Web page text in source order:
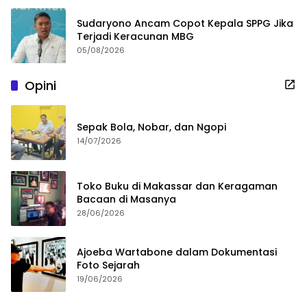
Sudaryono Ancam Copot Kepala SPPG Jika
Terjadi Keracunan MBG
05/08/2026
Opini
Sepak Bola, Nobar, dan Ngopi
14/07/2026
Toko Buku di Makassar dan Keragaman
Bacaan di Masanya
28/06/2026
Ajoeba Wartabone dalam Dokumentasi
Foto Sejarah
19/06/2026